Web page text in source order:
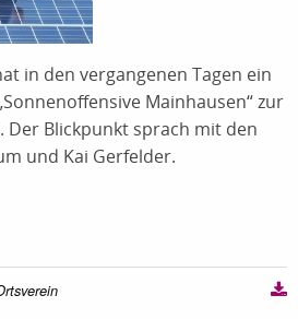
in den vergangenen Tagen ein
Mainhausen“ zur
Der Blickpunkt sprach mit den
und Kai Gerfelder.